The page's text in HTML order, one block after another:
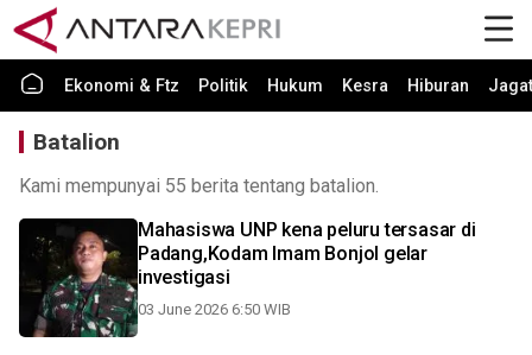
Ekonomi & Ftz Politik Hukum Kesra Hiburan Jagat
Batalion
Kami mempunyai 55 berita tentang batalion.
Mahasiswa UNP kena peluru tersasar di
Padang,Kodam Imam Bonjol gelar
investigasi
03 June 2026 6:50 WIB